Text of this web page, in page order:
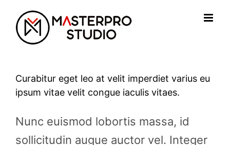
Saltar
contenido
Curabitur eget leo at velit imperdiet varius eu
ipsum vitae velit congue iaculis vitaes.
Nunc euismod lobortis massa, id
sollicitudin augue auctor vel. Integer